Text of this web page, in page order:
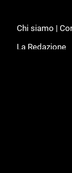
Chi siamo |
La Redazione